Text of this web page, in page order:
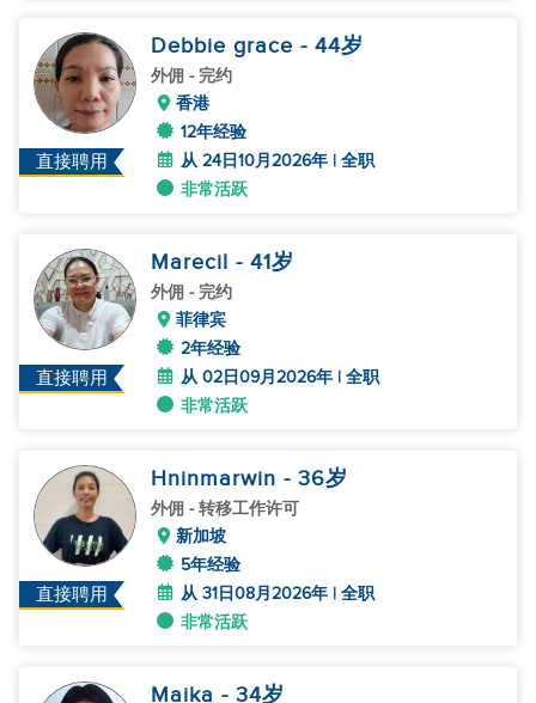
直接聘用
Debbie grace - 44岁
外佣 - 完约
香港
12年经验
从 24日10月2026年 | 全职
非常活跃
直接聘用
Marecil - 41岁
外佣 - 完约
菲律宾
2年经验
从 02日09月2026年 | 全职
非常活跃
直接聘用
Hninmarwin - 36岁
外佣 - 转移工作许可
新加坡
5年经验
从 31日08月2026年 | 全职
非常活跃
Maika - 34岁